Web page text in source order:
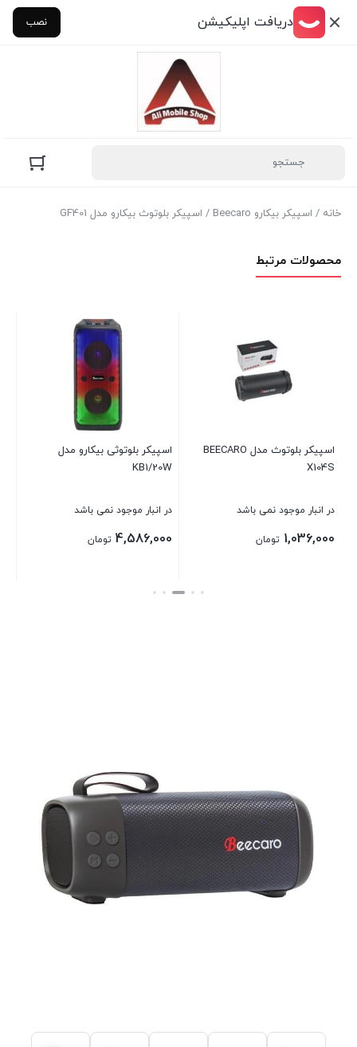
دریافت اپلیکیشن نصب
خانه / اسپیکر بیکارو Beecaro / اسپیکر بلوتوث بیکارو مدل GF401
محصولات مرتبط
اسپیکر بلوتوث مدل BEECARO
X104S
در انبار موجود نمی باشد
1,036,000 تومان
اسپیکر بلوتوثی بیکارو مدل
KB1/20W
در انبار موجود نمی باشد
4,586,000 تومان
بستن